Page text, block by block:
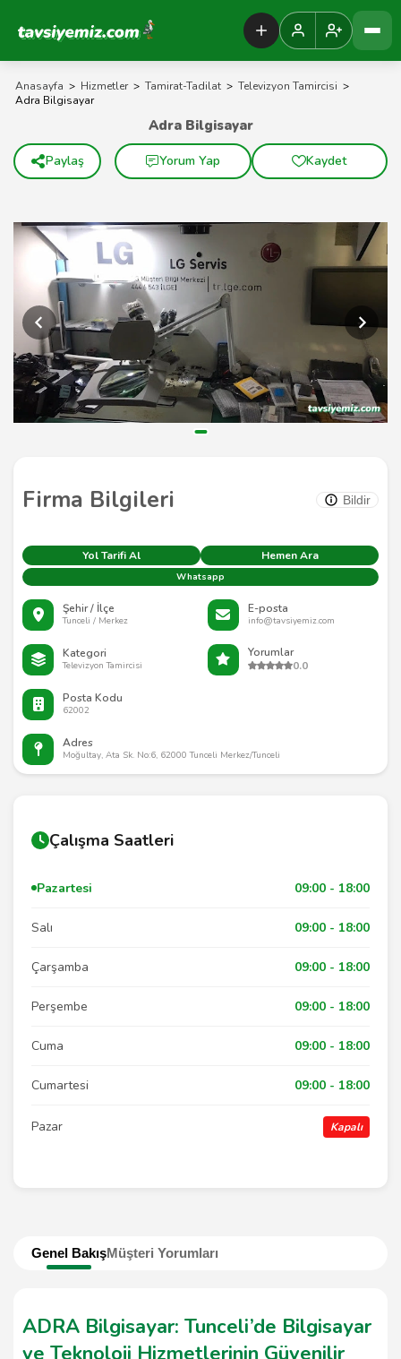
Tavsiyemiz Anasayfa
Anasayfa > Hizmetler > Tamirat-Tadilat > Televizyon Tamircisi >
Adra Bilgisayar
Firma Bilgileri Bildir
Yol Tarifi Al Hemen Ara
Whatsapp
Şehir / İlçe
Tunceli / Merkez
E-posta
info@tavsiyemiz.com
Kategori
Televizyon Tamircisi
Yorumlar
0.0
Posta Kodu
62002
Adres
Moğultay, Ata Sk. No:6, 62000 Tunceli Merkez/Tunceli
Adra Bilgisayar
Paylaş Yorum Yap Kaydet
Genel BakışMüşteri Yorumları
ADRA Bilgisayar: Tunceli’de Bilgisayar
ve Teknoloji Hizmetlerinin Güvenilir
Çalışma Saatleri
Pazartesi 09:00 - 18:00
Salı 09:00 - 18:00
Çarşamba 09:00 - 18:00
Perşembe 09:00 - 18:00
Cuma 09:00 - 18:00
Cumartesi 09:00 - 18:00
Pazar Kapalı